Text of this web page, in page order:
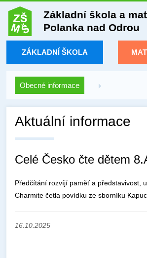
Základní škola a
Polanka nad Odrou
ZÁKLADNÍ ŠKOLA
Obecné informace
Aktuální informace
Celé Česko čte dětem
Předčítání rozvíjí paměť a představivost,
Charmite četla povídku ze sborníku
16.10.2025